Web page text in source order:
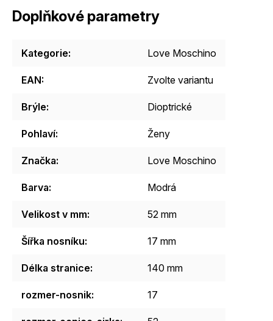
Doplňkové parametry
Kategorie: Love Moschino
EAN: Zvolte variantu
Brýle: Dioptrické
Pohlaví: Ženy
Značka: Love Moschino
Barva: Modrá
Velikost v mm: 52 mm
Šířka nosníku: 17 mm
Délka stranice: 140 mm
rozmer-nosnik: 17